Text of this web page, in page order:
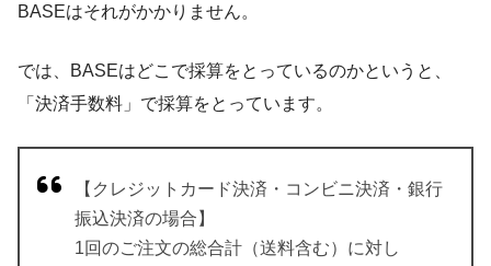
BASEはそれがかかりません。
では、BASEはどこで採算をとっているのかというと、
「決済手数料」で採算をとっています。
【クレジットカード決済・コンビニ決済・銀行
振込決済の場合】
1回のご注文の総合計（送料含む）に対し